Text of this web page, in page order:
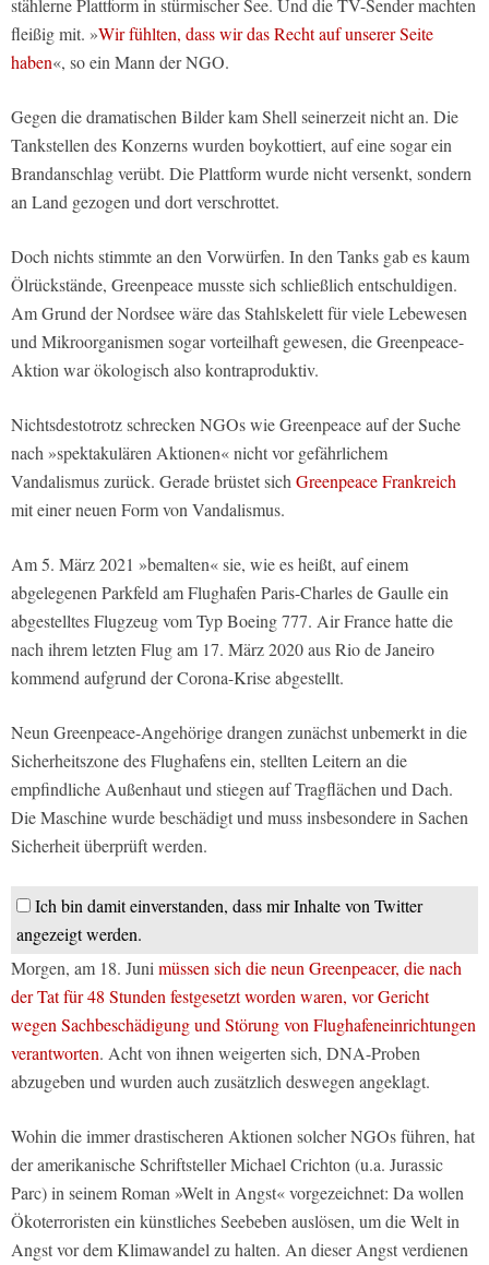
stählerne Plattform in stürmischer See. Und die TV-Sender machten
fleißig mit. »Wir fühlten, dass wir das Recht auf unserer Seite
haben«, so ein Mann der NGO.
Gegen die dramatischen Bilder kam Shell seinerzeit nicht an. Die
Tankstellen des Konzerns wurden boykottiert, auf eine sogar ein
Brandanschlag verübt. Die Plattform wurde nicht versenkt, sondern
an Land gezogen und dort verschrottet.
Doch nichts stimmte an den Vorwürfen. In den Tanks gab es kaum
Ölrückstände, Greenpeace musste sich schließlich entschuldigen.
Am Grund der Nordsee wäre das Stahlskelett für viele Lebewesen
und Mikroorganismen sogar vorteilhaft gewesen, die Greenpeace-
Aktion war ökologisch also kontraproduktiv.
Nichtsdestotrotz schrecken NGOs wie Greenpeace auf der Suche
nach »spektakulären Aktionen« nicht vor gefährlichem
Vandalismus zurück. Gerade brüstet sich Greenpeace Frankreich
mit einer neuen Form von Vandalismus.
Am 5. März 2021 »bemalten« sie, wie es heißt, auf einem
abgelegenen Parkfeld am Flughafen Paris-Charles de Gaulle ein
abgestelltes Flugzeug vom Typ Boeing 777. Air France hatte die
nach ihrem letzten Flug am 17. März 2020 aus Rio de Janeiro
kommend aufgrund der Corona-Krise abgestellt.
Neun Greenpeace-Angehörige drangen zunächst unbemerkt in die
Sicherheitszone des Flughafens ein, stellten Leitern an die
empfindliche Außenhaut und stiegen auf Tragflächen und Dach.
Die Maschine wurde beschädigt und muss insbesondere in Sachen
Sicherheit überprüft werden.
Ich bin damit einverstanden, dass mir Inhalte von Twitter
angezeigt werden.
Morgen, am 18. Juni müssen sich die neun Greenpeacer, die nach
der Tat für 48 Stunden festgesetzt worden waren, vor Gericht
wegen Sachbeschädigung und Störung von Flughafeneinrichtungen
verantworten. Acht von ihnen weigerten sich, DNA-Proben
abzugeben und wurden auch zusätzlich deswegen angeklagt.
Wohin die immer drastischeren Aktionen solcher NGOs führen, hat
der amerikanische Schriftsteller Michael Crichton (u.a. Jurassic
Parc) in seinem Roman »Welt in Angst« vorgezeichnet: Da wollen
Ökoterroristen ein künstliches Seebeben auslösen, um die Welt in
Angst vor dem Klimawandel zu halten. An dieser Angst verdienen